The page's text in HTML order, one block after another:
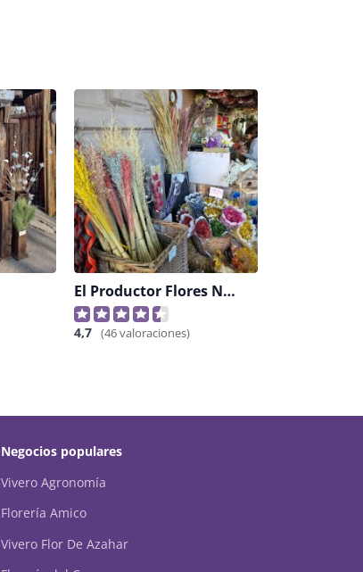
El Productor Flores Naturales Disecadas
4,7 (46 valoraciones)
Negocios populares
Vivero Agronomía
Florería Amico
Vivero Flor De Azahar